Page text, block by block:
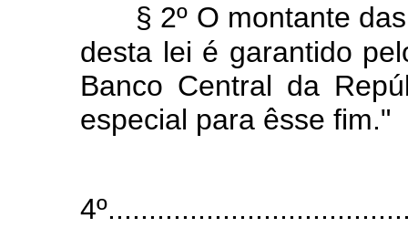
§ 2º O montante
desta lei é garantido
Banco Central da
especial para êsse fim."